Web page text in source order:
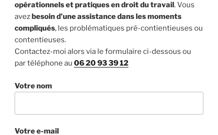
opérationnels et pratiques en droit du travail. Vous
avezbesoin d’une assistance dans les moments
compliqués, les problématiques pré-contientieuses ou
contentieuses.
Contactez-moi alors via le formulaire ci-dessous ou
par téléphone au 06 20 93 39 12
Votre nom
Votre e-mail